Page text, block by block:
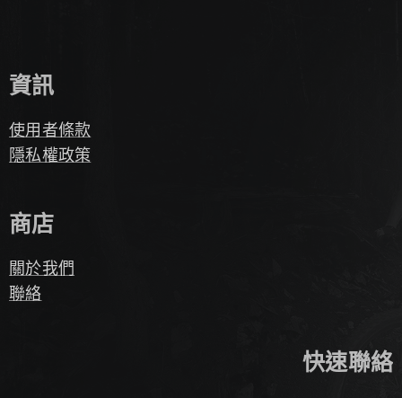
資訊
使用者條款
隱私權政策
商店
關於我們
聯絡
快速聯絡